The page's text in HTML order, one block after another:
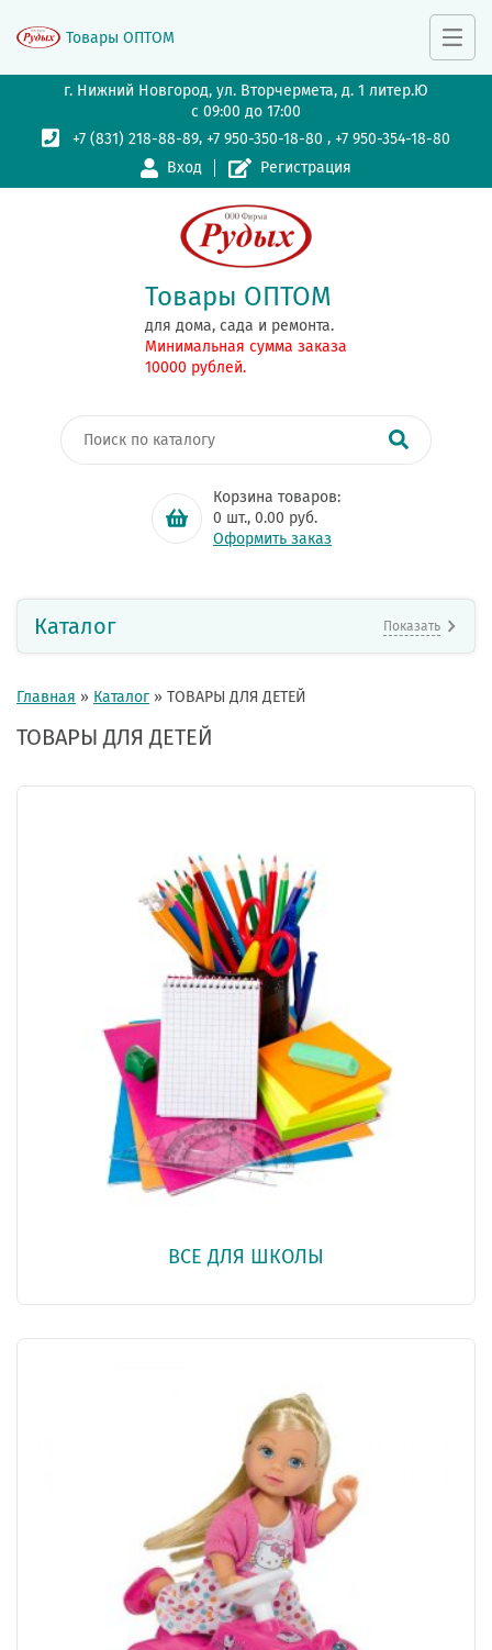
г. Нижний Новгород, ул. Вторчермета, д. 1 литер.Ю
с 09:00 до 17:00
+7 (831) 218-88-89,+7 950-350-18-80 ,+7 950-354-18-80
Вход
Регистрация
Товары ОПТОМ
для дома, сада и ремонта.
Минимальная сумма заказа
10000 рублей.
Корзина товаров:
0 шт., 0.00 руб.
Оформить заказ
Товары ОПТОМ
Каталог Показать
Главная » Каталог » ТОВАРЫ ДЛЯ ДЕТЕЙ
ТОВАРЫ ДЛЯ ДЕТЕЙ
ВСЕ ДЛЯ ШКОЛЫ